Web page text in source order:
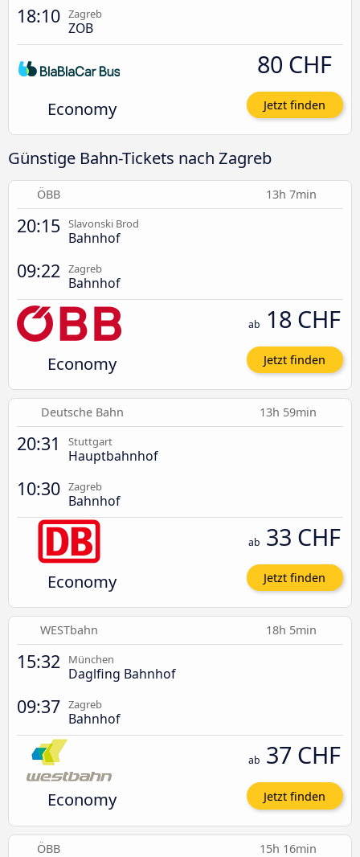
18:10 Zagreb
ZOB
Economy
80 CHF
Jetzt finden
Günstige Bahn-Tickets nach Zagreb
ÖBB 13h 7min
20:15 Slavonski Brod
Bahnhof
09:22 Zagreb
Bahnhof
Economy
ab 18 CHF
Jetzt finden
Deutsche Bahn 13h 59min
20:31 Stuttgart
Hauptbahnhof
10:30 Zagreb
Bahnhof
Economy
ab 33 CHF
Jetzt finden
WESTbahn 18h 5min
15:32 München
Daglfing Bahnhof
09:37 Zagreb
Bahnhof
Economy
ab 37 CHF
Jetzt finden
ÖBB 15h 16min